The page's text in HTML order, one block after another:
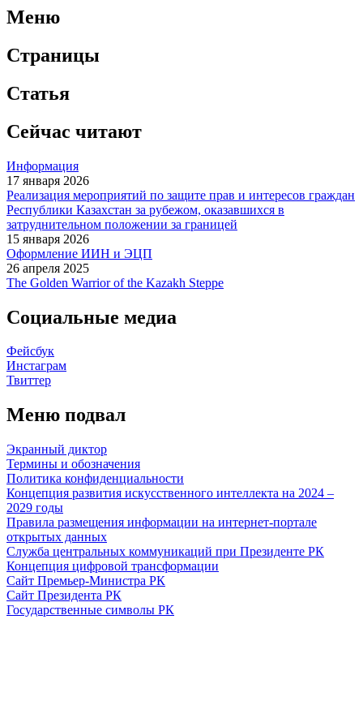
Меню
Страницы
Статья
Сейчас читают
Информация
17 января 2026
Реализация мероприятий по защите прав и интересов граждан
Республики Казахстан за рубежом, оказавшихся в
затруднительном положении за границей
15 января 2026
Оформление ИИН и ЭЦП
26 апреля 2025
The Golden Warrior of the Kazakh Steppe
Социальные медиа
Фейсбук
Инстаграм
Твиттер
Меню подвал
Экранный диктор
Термины и обозначения
Политика конфиденциальности
Концепция развития искусственного интеллекта на 2024 –
2029 годы
Правила размещения информации на интернет-портале
открытых данных
Служба центральных коммуникаций при Президенте РК
Концепция цифровой трансформации
Сайт Премьер-Министра РК
Сайт Президента РК
Государственные символы РК